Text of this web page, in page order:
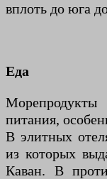
вплоть до юга
Еда
Морепродукты
питания,
В элитных
из которых
Каван. В